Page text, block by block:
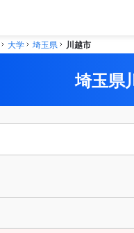
大学 埼玉県 川越市
埼玉県